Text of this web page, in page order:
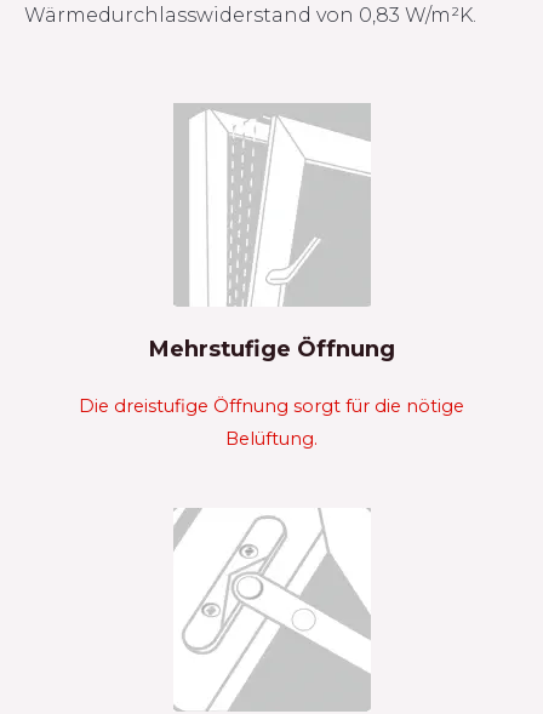
Wärmedurchlasswiderstand von 0,83 W/m²K.
Mehrstufige Öffnung
Die dreistufige Öffnung sorgt für die nötige
Belüftung.